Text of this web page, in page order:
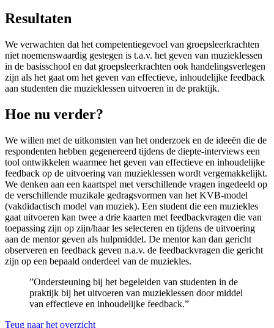
Resultaten
We verwachten dat het competentiegevoel van groepsleerkrachten
niet noemenswaardig gestegen is t.a.v. het geven van muzieklessen
in de basisschool en dat groepsleerkrachten ook handelingsverlegen
zijn als het gaat om het geven van effectieve, inhoudelijke feedback
aan studenten die muzieklessen uitvoeren in de praktijk.
Hoe nu verder?
We willen met de uitkomsten van het onderzoek en de ideeën die de
respondenten hebben gegenereerd tijdens de diepte-interviews een
tool ontwikkelen waarmee het geven van effectieve en inhoudelijke
feedback op de uitvoering van muzieklessen wordt vergemakkelijkt.
We denken aan een kaartspel met verschillende vragen ingedeeld op
de verschillende muzikale gedragsvormen van het KVB-model
(vakdidactisch model van muziek). Een student die een muziekles
gaat uitvoeren kan twee a drie kaarten met feedbackvragen die van
toepassing zijn op zijn/haar les selecteren en tijdens de uitvoering
aan de mentor geven als hulpmiddel. De mentor kan dan gericht
observeren en feedback geven n.a.v. de feedbackvragen die gericht
zijn op een bepaald onderdeel van de muziekles.
”Ondersteuning bij het begeleiden van studenten in de
praktijk bij het uitvoeren van muzieklessen door middel
van effectieve en inhoudelijke feedback.”
Teug naar het overzicht